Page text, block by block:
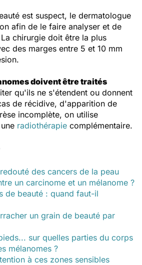
est suspect, le dermatologue
afin de le faire analyser et de
chirurgie doit être la plus
des marges entre 5 et 10 mm
doivent être traités
qu'ils ne s'étendent ou donnent
de récidive, d'apparition de
incomplète, on utilise
radiothérapie complémentaire.
des cancers de la peau
un carcinome et un mélanome ?
de beauté : quand faut-il
un grain de beauté par
sur quelles parties du corps
mélanomes ?
à ces zones sensibles